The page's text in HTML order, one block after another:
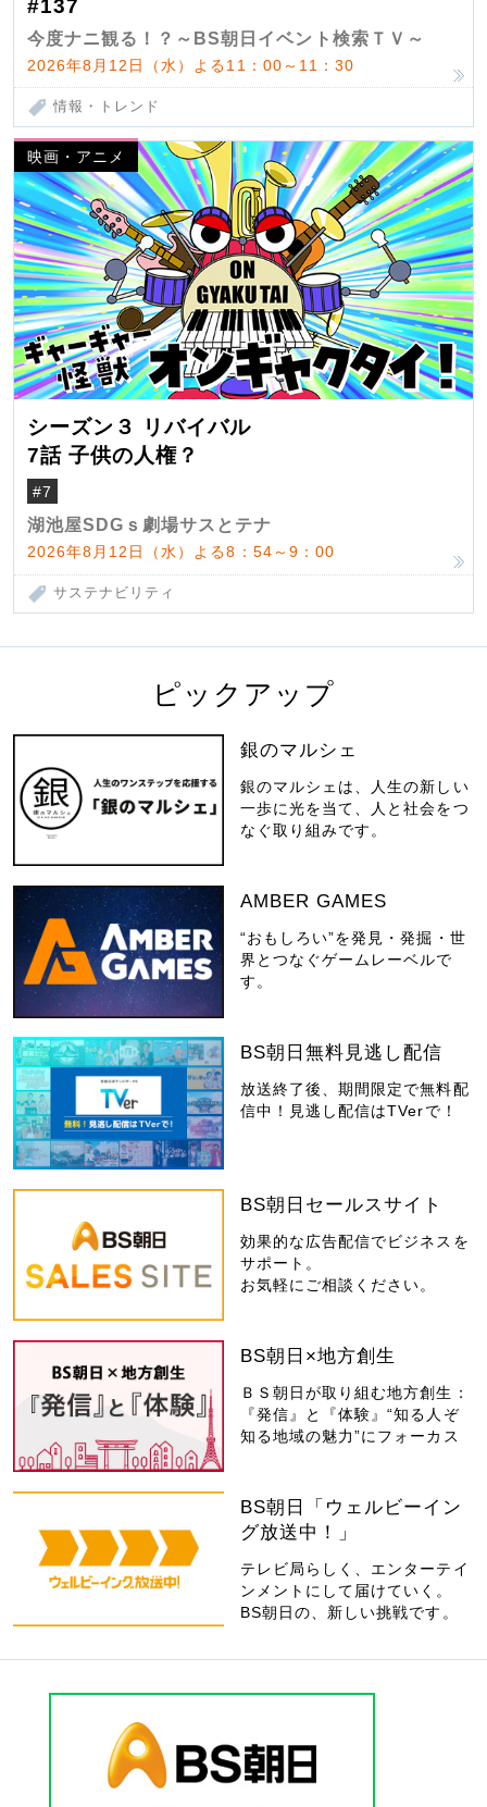
#137
今度ナニ観る！？～BS朝日イベント検索ＴＶ～
2026年8月12日（水）よる11：00～11：30
情報・トレンド
映画・アニメ
シーズン３ リバイバル
7話 子供の人権？
#7
湖池屋SDGｓ劇場サスとテナ
2026年8月12日（水）よる8：54～9：00
サステナビリティ
ピックアップ
銀のマルシェ
銀のマルシェは、人生の新しい
一歩に光を当て、人と社会をつ
なぐ取り組みです。
AMBER GAMES
“おもしろい”を発見・発掘・世
界とつなぐゲームレーベルで
す。
BS朝日無料見逃し配信
放送終了後、期間限定で無料配
信中！見逃し配信はTVerで！
BS朝日セールスサイト
効果的な広告配信でビジネスを
サポート。
お気軽にご相談ください。
BS朝日×地方創生
ＢＳ朝日が取り組む地方創生：
『発信』と『体験』“知る人ぞ
知る地域の魅力”にフォーカス
BS朝日「ウェルビーイン
グ放送中！」
テレビ局らしく、エンターテイ
ンメントにして届けていく。
BS朝日の、新しい挑戦です。